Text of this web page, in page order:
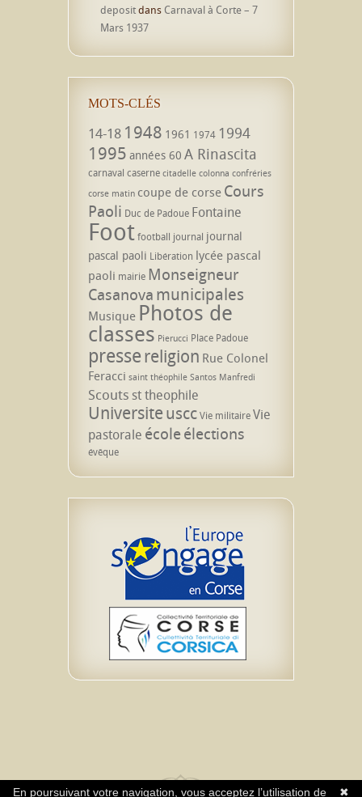
depositdans Carnaval à Corte – 7
Mars 1937
MOTS-CLÉS
14-18 1948 1961 1974 1994
1995 années 60 A Rinascita
carnaval caserne citadelle colonna confréries
corse matin coupe de corse Cours
Paoli Duc de Padoue Fontaine
Footfootball journal journal
pascal paoli Libération lycée pascal
paoli mairie Monseigneur
Casanova municipales
Musique Photos de
classes Pierucci Place Padoue
pressereligion Rue Colonel
Feracci saint théophile Santos Manfredi
Scoutsst theophile
UniversiteusccVie militaireVie
pastorale écoleélections
évêque
✖
En poursuivant votre navigation, vous acceptez l’utilisation de